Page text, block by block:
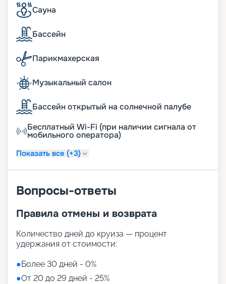
Сауна
Бассейн
Парикмахерская
Музыкальный салон
Бассейн открытый на солнечной палубе
Бесплатный Wi-Fi (при наличии сигнала от
мобильного оператора)
Показать все (+3)
Вопросы-ответы
Правила отмены и возврата
Количество дней до круиза — процент
удержания от стоимости:
●Более 30 дней - 0%
●От 20 до 29 дней - 25%